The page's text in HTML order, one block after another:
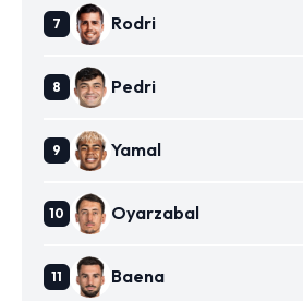
Rodri
Pedri
Yamal
Oyarzabal
Baena